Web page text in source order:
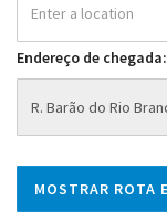
Endereço de chegada: